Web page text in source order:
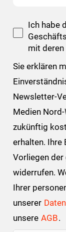
Ich habe
mit deren
Sie erklären
Newsletter-
Medien
zukünftig
erhalten. Ihre
Vorliegen
widerrufen.
Ihrer
unserer
unsere AGB.